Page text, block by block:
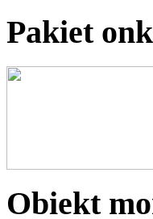
Pakiet
Obiekt